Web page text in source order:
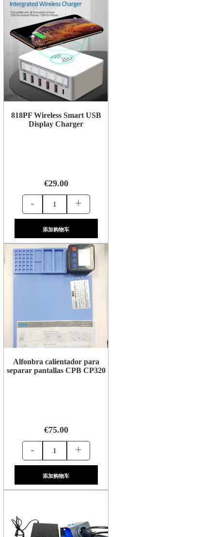
818PF Wireless Smart USB
Display Charger
€29.00
- +
添加购物车
Alfonbra calientador para
separar pantallas CPB CP320
€75.00
- +
添加购物车